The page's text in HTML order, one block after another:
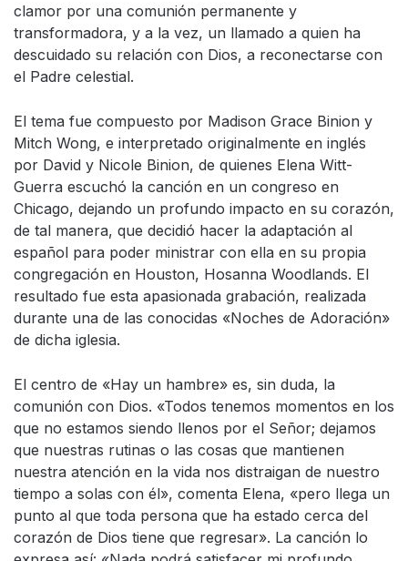
clamor por una comunión permanente y
transformadora, y a la vez, un llamado a quien ha
descuidado su relación con Dios, a reconectarse con
el Padre celestial.
El tema fue compuesto por Madison Grace Binion y
Mitch Wong, e interpretado originalmente en inglés
por David y Nicole Binion, de quienes Elena Witt-
Guerra escuchó la canción en un congreso en
Chicago, dejando un profundo impacto en su corazón,
de tal manera, que decidió hacer la adaptación al
español para poder ministrar con ella en su propia
congregación en Houston, Hosanna Woodlands. El
resultado fue esta apasionada grabación, realizada
durante una de las conocidas «Noches de Adoración»
de dicha iglesia.
El centro de «Hay un hambre» es, sin duda, la
comunión con Dios. «Todos tenemos momentos en los
que no estamos siendo llenos por el Señor; dejamos
que nuestras rutinas o las cosas que mantienen
nuestra atención en la vida nos distraigan de nuestro
tiempo a solas con él», comenta Elena, «pero llega un
punto al que toda persona que ha estado cerca del
corazón de Dios tiene que regresar». La canción lo